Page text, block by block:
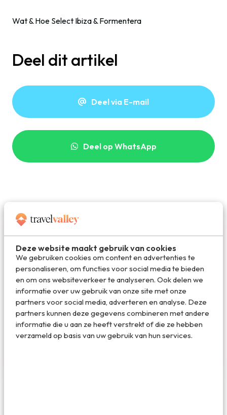
Deze website maakt gebruik van cookies
We gebruiken cookies om content en advertenties te
personaliseren, om functies voor social media te bieden
en om ons websiteverkeer te analyseren. Ook delen we
informatie over uw gebruik van onze site met onze
partners voor social media, adverteren en analyse. Deze
partners kunnen deze gegevens combineren met andere
informatie die u aan ze heeft verstrekt of die ze hebben
verzameld op basis van uw gebruik van hun services.
Wat & Hoe Select Ibiza & Formentera
Deel dit artikel
Deel via E-mail
Deel op WhatsApp
Redactie Travelvalley
De redactie van Travelvalley houd je op de
hoogte van reisnieuws en trends in de reiswereld.
Volg ons ook via TikTok, Facebook en Instagram